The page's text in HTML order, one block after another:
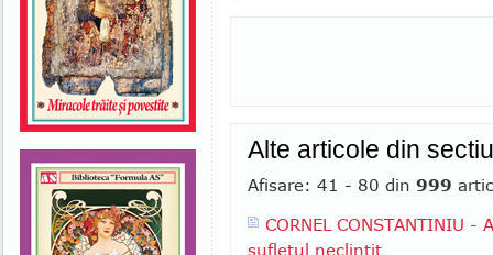
Alte articole din
Afisare: 41 - 80 din 999
CORNEL CONSTANTINIU
sufletul neclintit